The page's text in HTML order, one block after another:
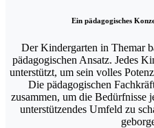
Ein pädagogisches
Der Kindergarten in Themar
pädagogischen Ansatz. Jedes
unterstützt, um sein volles
Die pädagogischen
zusammen, um die Bedürfnisse
unterstützendes Umfeld zu